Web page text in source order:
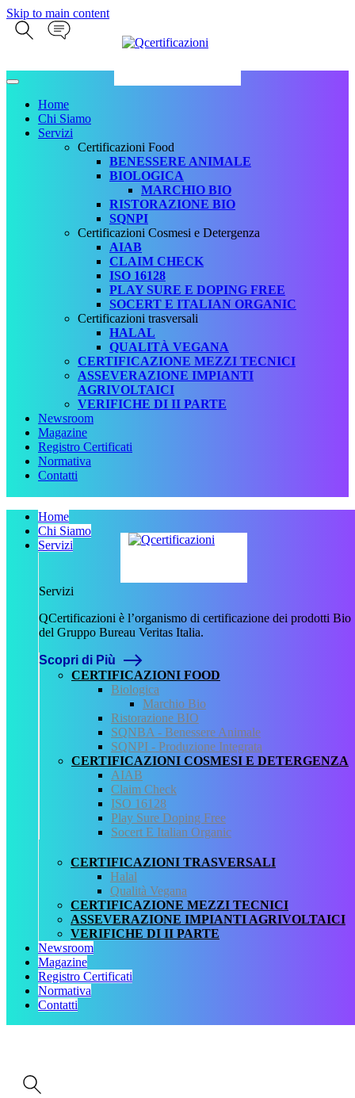
Skip to main content
Home
Chi Siamo
Servizi
Certificazioni Food
BENESSERE ANIMALE
BIOLOGICA
MARCHIO BIO
RISTORAZIONE BIO
SQNPI
Certificazioni Cosmesi e Detergenza
AIAB
CLAIM CHECK
ISO 16128
PLAY SURE E DOPING FREE
SOCERT E ITALIAN ORGANIC
Certificazioni trasversali
HALAL
QUALITÀ VEGANA
CERTIFICAZIONE MEZZI TECNICI
ASSEVERAZIONE IMPIANTI
AGRIVOLTAICI
VERIFICHE DI II PARTE
Newsroom
Magazine
Registro Certificati
Normativa
Contatti
Home
Chi Siamo
Servizi
Servizi
QCertificazioni è l’organismo di certificazione dei prodotti Bio
del Gruppo Bureau Veritas Italia.
Scopri di Più
CERTIFICAZIONI FOOD
Biologica
Marchio Bio
Ristorazione BIO
SQNBA - Benessere Animale
SQNPI - Produzione Integrata
CERTIFICAZIONI COSMESI E DETERGENZA
AIAB
Claim Check
ISO 16128
Play Sure Doping Free
Socert E Italian Organic
CERTIFICAZIONI TRASVERSALI
Halal
Qualità Vegana
CERTIFICAZIONE MEZZI TECNICI
ASSEVERAZIONE IMPIANTI AGRIVOLTAICI
VERIFICHE DI II PARTE
Newsroom
Magazine
Registro Certificati
Normativa
Contatti
Home
SQNPI: Proroga domande
al 25 luglio 2026
L’Organismo Tecnico Scientifico ha approvato
l’aggiornamento intra-annuale della norma
ADESIONE E CONTROLLO 2026 – REV.15.1”
termine per la presentazione delle domande al 25 luglio 2026.
I documenti sono pubblicati alla pagina webLinee guida nazionali
CERTIFICAZIONE
SQNPI